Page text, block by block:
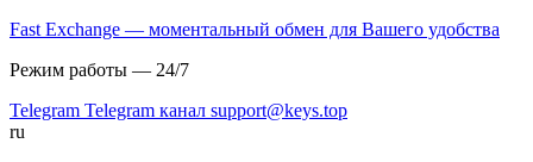
Fast Exchange — моментальный обмен для Вашего удобства
Режим работы — 24/7
Telegram Telegram канал support@keys.top
ru